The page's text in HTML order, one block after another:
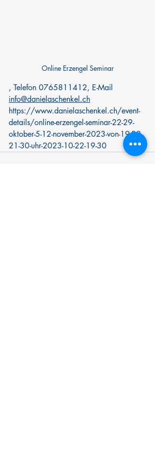
Online Erzengel Seminar
, Telefon 0765811412, E-Mail
info@danielaschenkel.ch
https://www.danielaschenkel.ch/event-
details/online-erzengel-seminar-22-29-
oktober-5-12-november-2023-von-19-30-
21-30-uhr-2023-10-22-19-30